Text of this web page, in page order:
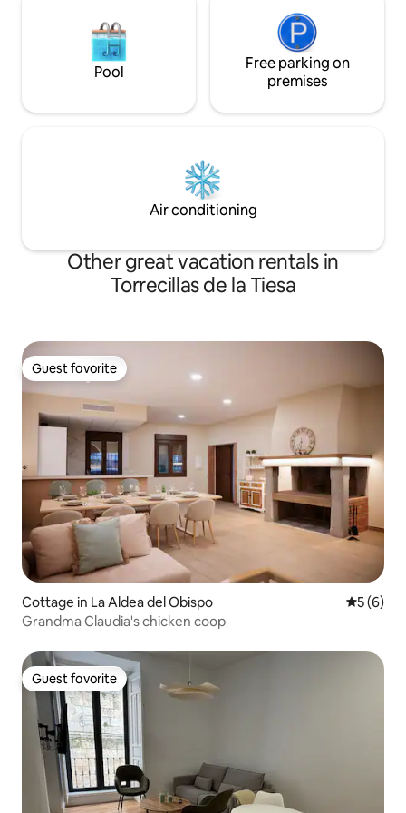
cocinas. Una impresionante habitación
dotada de una espectacular cama “King
Size” con otra terraza privada para
disfrutar de las estrellas justo antes de
ducha donde relajarse tras las intensas
Pool
Free parking on
premises
Air conditioning
Other great vacation rentals in
Torrecillas de la Tiesa
Guest favorite
Guest favorite
Cottage in La Aldea del Obispo 5 out of
5 (6)
Grandma Claudia's chicken coop
Guest favorite
Guest favorite